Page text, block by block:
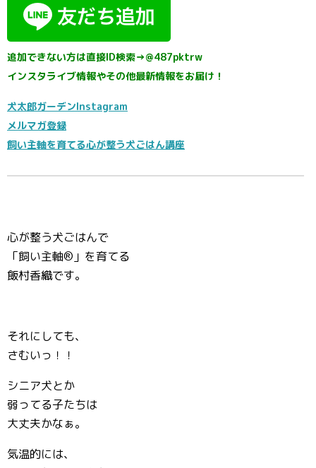
追加できない方は直接ID検索→@487pktrw
インスタライブ情報やその他最新情報をお届け！
犬太郎ガーデンInstagram
メルマガ登録
飼い主軸を育てる心が整う犬ごはん講座
心が整う犬ごはんで
「飼い主軸®️」を育てる
飯村香織です。
それにしても、
さむいっ！！
シニア犬とか
弱ってる子たちは
大丈夫かなぁ。
気温的には、